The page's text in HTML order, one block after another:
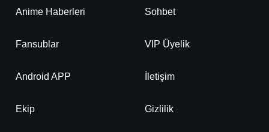
Anime Haberleri Sohbet
Fansublar VIP Üyelik
Android APP İletişim
Ekip Gizlilik